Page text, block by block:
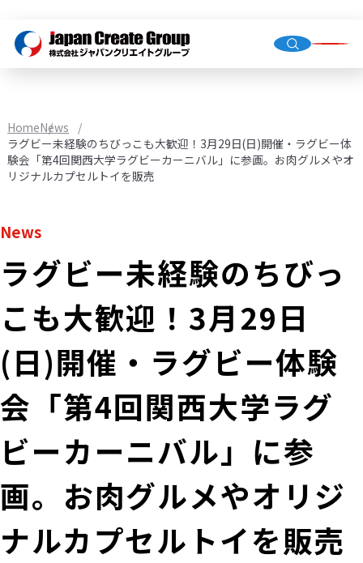
Group
Store
Social
News
HomeNews
ラグビー未経験のちびっこも大歓迎！3月29日(日)開催・ラグビー体
験会「第4回関西大学ラグビーカーニバル」に参画。お肉グルメやオ
リジナルカプセルトイを販売
News
ラグビー未経験のちびっ
こも大歓迎！3月29日
(日)開催・ラグビー体験
会「第4回関西大学ラグ
ビーカーニバル」に参
画。お肉グルメやオリジ
ナルカプセルトイを販売